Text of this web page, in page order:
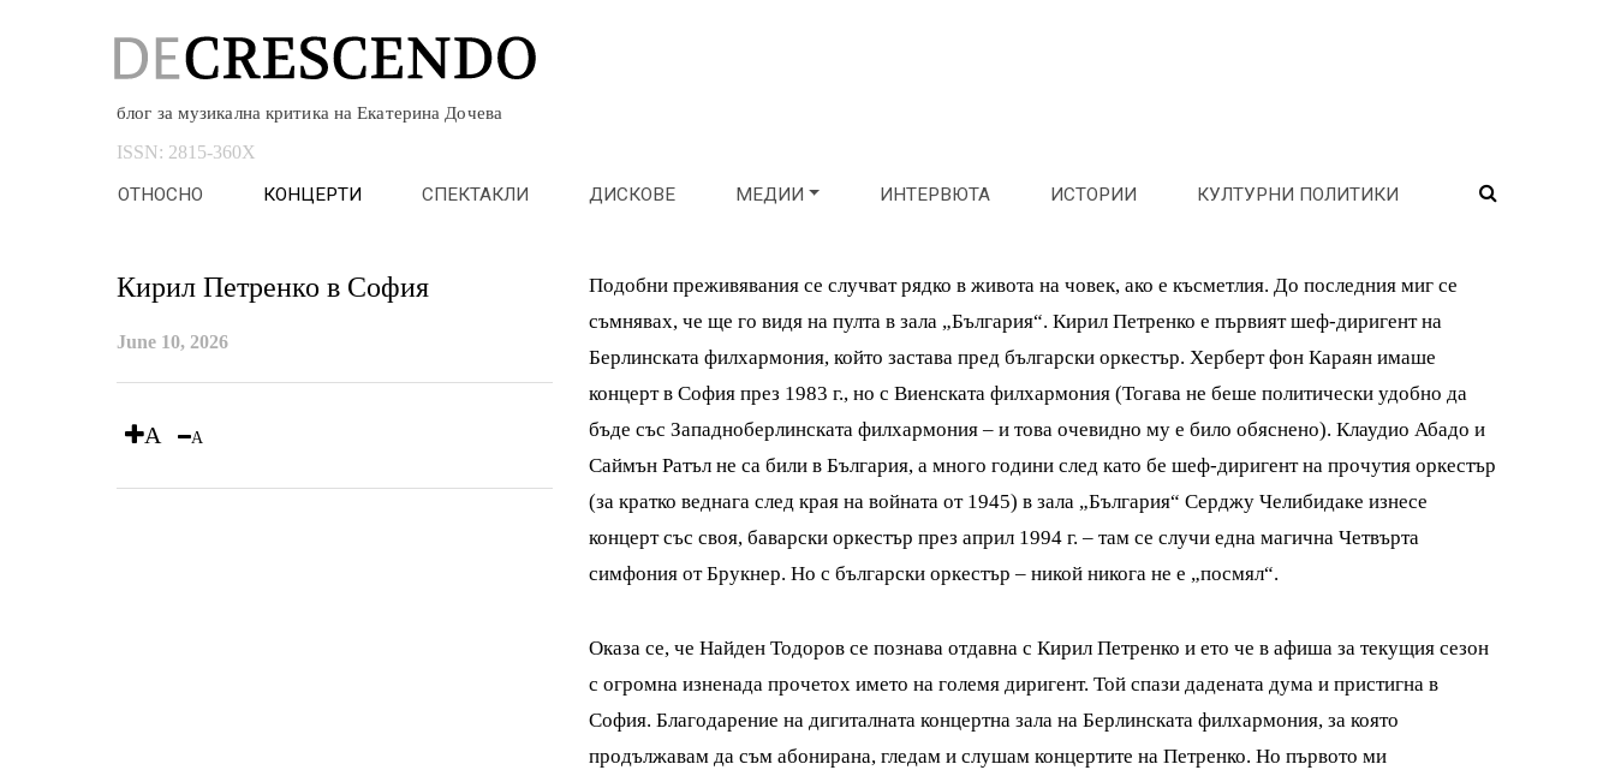
блог за музикална критика на Екатерина Дочева
ISSN: 2815-360X
ОТНОСНО КОНЦЕРТИ СПЕКТАКЛИ ДИСКОВЕ МЕДИИ ИНТЕРВЮТА ИСТОРИИ КУЛТУРНИ ПОЛИТИКИ
Кирил Петренко в София
June 10, 2026
A A
Подобни преживявания се случват рядко в живота на човек, ако е късметлия. До последния миг се
съмнявах, че ще го видя на пулта в зала „България“. Кирил Петренко е първият шеф-диригент на
Берлинската филхармония, който застава пред български оркестър. Херберт фон Караян имаше
концерт в София през 1983 г., но с Виенската филхармония (Тогава не беше политически удобно да
бъде със Западноберлинската филхармония – и това очевидно му е било обяснено). Клаудио Абадо и
Саймън Ратъл не са били в България, а много години след като бе шеф-диригент на прочутия оркестър
(за кратко веднага след края на войната от 1945) в зала „България“ Серджу Челибидаке изнесе
концерт със своя, баварски оркестър през април 1994 г. – там се случи една магична Четвърта
симфония от Брукнер. Но с български оркестър – никой никога не е „посмял“.
Оказа се, че Найден Тодоров се познава отдавна с Кирил Петренко и ето че в афиша за текущия сезон
с огромна изненада прочетох името на големя диригент. Той спази дадената дума и пристигна в
София. Благодарение на дигиталната концертна зала на Берлинската филхармония, за която
продължавам да съм абонирана, гледам и слушам концертите на Петренко. Но първото ми